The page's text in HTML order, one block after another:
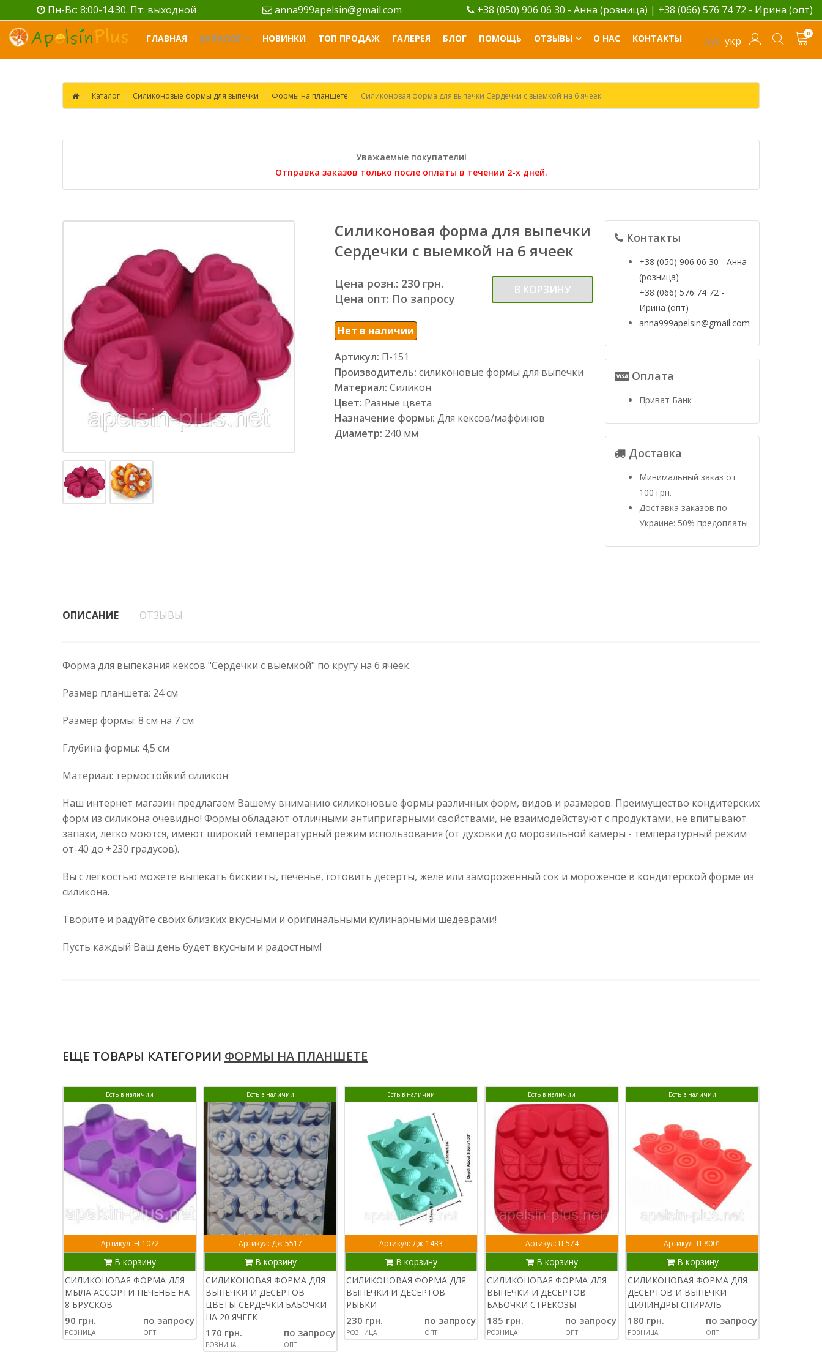
Пн-Вс: 8:00-14:30. Пт: выходной anna999apelsin@gmail.com +38 (050) 906 06 30 - Анна (розница) | +38 (066) 576 74 72 - Ирина (опт)
рус укр
0
ГЛАВНАЯ КАТАЛОГ НОВИНКИ ТОП ПРОДАЖ ГАЛЕРЕЯ БЛОГ ПОМОЩЬ ОТЗЫВЫ О НАС КОНТАКТЫ
Каталог Силиконовые формы для выпечки Формы на планшете Силиконовая форма для выпечки Сердечки с выемкой на 6 ячеек
Уважаемые покупатели!
Отправка заказов только после оплаты в течении 2-х дней.
Силиконовая форма для выпечки
Сердечки с выемкой на 6 ячеек
Цена розн.: 230 грн.
Цена опт: По запросу
В КОРЗИНУ
Нет в наличии
Артикул: П-151
Производитель: силиконовые формы для выпечки
Материал: Силикон
Цвет: Разные цвета
Назначение формы: Для кексов/маффинов
Диаметр: 240 мм
Контакты
+38 (050) 906 06 30 - Анна
(розница)
+38 (066) 576 74 72 -
Ирина (опт)
anna999apelsin@gmail.com
Оплата
Приват Банк
Доставка
Минимальный заказ от
100 грн.
Доставка заказов по
Украине: 50% предоплаты
ОПИСАНИЕ ОТЗЫВЫ
Форма для выпекания кексов "Сердечки с выемкой" по кругу на 6 ячеек.
Размер планшета: 24 см
Размер формы: 8 см на 7 см
Глубина формы: 4,5 см
Материал: термостойкий силикон
Наш интернет магазин предлагаем Вашему вниманию силиконовые формы различных форм, видов и размеров. Преимущество кондитерских
форм из силикона очевидно! Формы обладают отличными антипригарными свойствами, не взаимодействуют с продуктами, не впитывают
запахи, легко моются, имеют широкий температурный режим использования (от духовки до морозильной камеры - температурный режим
от-40 до +230 градусов).
Вы с легкостью можете выпекать бисквиты, печенье, готовить десерты, желе или замороженный сок и мороженое в кондитерской форме из
силикона.
Творите и радуйте своих близких вкусными и оригинальными кулинарными шедеврами!
Пусть каждый Ваш день будет вкусным и радостным!
ЕЩЕ ТОВАРЫ КАТЕГОРИИ ФОРМЫ НА ПЛАНШЕТЕ
Есть в наличии
Артикул: Н-1072
В корзину
СИЛИКОНОВАЯ ФОРМА ДЛЯ
МЫЛА АССОРТИ ПЕЧЕНЬЕ НА
8 БРУСКОВ
90 грн.
РОЗНИЦА
по запросу
ОПТ
Есть в наличии
Артикул: Дж-5517
В корзину
СИЛИКОНОВАЯ ФОРМА ДЛЯ
ВЫПЕЧКИ И ДЕСЕРТОВ
ЦВЕТЫ СЕРДЕЧКИ БАБОЧКИ
НА 20 ЯЧЕЕК
170 грн.
РОЗНИЦА
по запросу
ОПТ
Есть в наличии
Артикул: Дж-1433
В корзину
СИЛИКОНОВАЯ ФОРМА ДЛЯ
ВЫПЕЧКИ И ДЕСЕРТОВ
РЫБКИ
230 грн.
РОЗНИЦА
по запросу
ОПТ
Есть в наличии
Артикул: П-574
В корзину
СИЛИКОНОВАЯ ФОРМА ДЛЯ
ВЫПЕЧКИ И ДЕСЕРТОВ
БАБОЧКИ СТРЕКОЗЫ
185 грн.
РОЗНИЦА
по запросу
ОПТ
Есть в наличии
Артикул: П-8001
В корзину
СИЛИКОНОВАЯ ФОРМА ДЛЯ
ДЕСЕРТОВ И ВЫПЕЧКИ
ЦИЛИНДРЫ СПИРАЛЬ
180 грн.
РОЗНИЦА
по запросу
ОПТ